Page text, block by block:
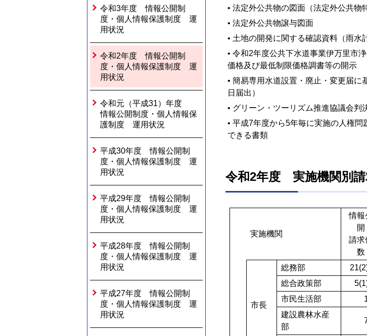
令和3年度 情報公開制
度・個人情報保護制度 運
用状況
令和2年度 情報公開制
度・個人情報保護制度 運
用状況
令和元（平成31）年度
情報公開制度・個人情報保
護制度 運用状況
平成30年度 情報公開制
度・個人情報保護制度 運
用状況
平成29年度 情報公開制
度・個人情報保護制度 運
用状況
平成28年度 情報公開制
度・個人情報保護制度 運
用状況
平成27年度 情報公開制
度・個人情報保護制度 運
用状況
• 法定外公共物の図面（法定外公共物
• 法定外公共物譲与図面
• 土地の開発に関する確認資料（雨水
• 令和2年度公共下水道事業伊万里市
価格及び最低制限価格調書等の開示
• 簡易専用水道設置・廃止・変更届に
日届出）
• グリーン・ツーリズム推進協議会判
• 平成7年度から5年毎に実施の人権
できる書類
令和2年度 実施機関別請
実施機関
情報
開
請求
数
市長
総務部
総合政策部
市民生活部
建設農林水産
部